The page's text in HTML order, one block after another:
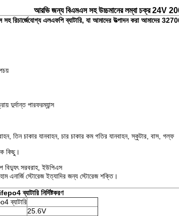
আরভি জন্য বিএমএস সহ উচ্চমানের লম্বা চক্র 24V
রিচার্জেযোগ্য এলএফপি ব্যাটারি, যা আমাদের উত্পাদন করা আমাদের
দুর্দান্ত পারফরম্যান্স
তিন চাকার যানবাহন, চার চাকার কম গতির যানবাহন, স্কুটার, বাস, গল্ফ
কিছু।
বিদ্যুৎ সরবরাহ, ইউপিএস
এনার্জি স্টোরেজ ইত্যাদির জন্য স্টোরেজ শক্তি।
ব্যাটারি নির্দিষ্টকরণ
ব্যাটারি
25.6V